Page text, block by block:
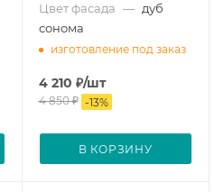
Цвет фасада — дуб
сонома
изготовление под заказ
4 210 ₽/шт
4 850₽ -13%
В КОРЗИНУ